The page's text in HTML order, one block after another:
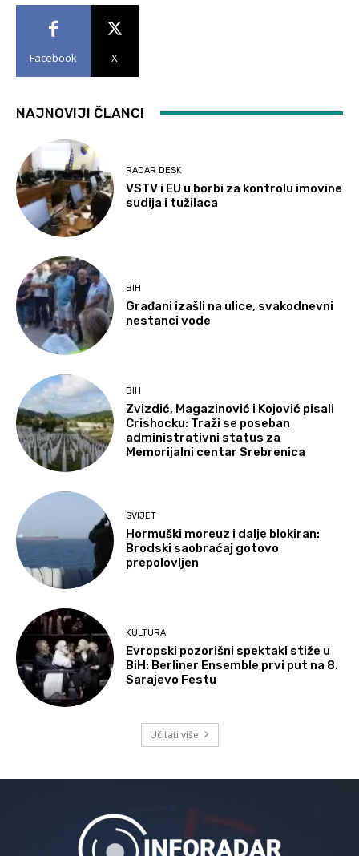
Facebook X
NAJNOVIJI ČLANCI
RADAR DESK
VSTV i EU u borbi za kontrolu imovine
sudija i tužilaca
BIH
Građani izašli na ulice, svakodnevni
nestanci vode
BIH
Zvizdić, Magazinović i Kojović pisali
Crishocku: Traži se poseban
administrativni status za
Memorijalni centar Srebrenica
SVIJET
Hormuški moreuz i dalje blokiran:
Brodski saobraćaj gotovo
prepolovljen
KULTURA
Evropski pozorišni spektakl stiže u
BiH: Berliner Ensemble prvi put na 8.
Sarajevo Festu
Učitati više